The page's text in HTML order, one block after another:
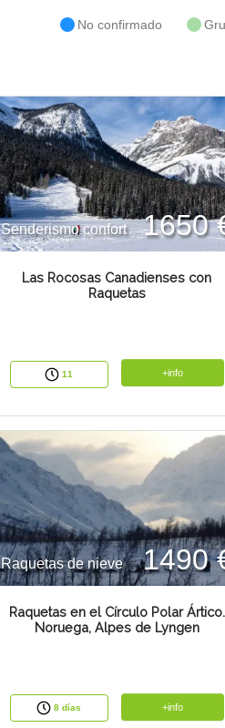
No confirmado
Senderismo confort 1650
Las Rocosas Canadienses con
Raquetas
11 +info
Raquetas de nieve 1490
Raquetas en el Círculo Polar Ártico.
Noruega, Alpes de Lyngen
8 días +info